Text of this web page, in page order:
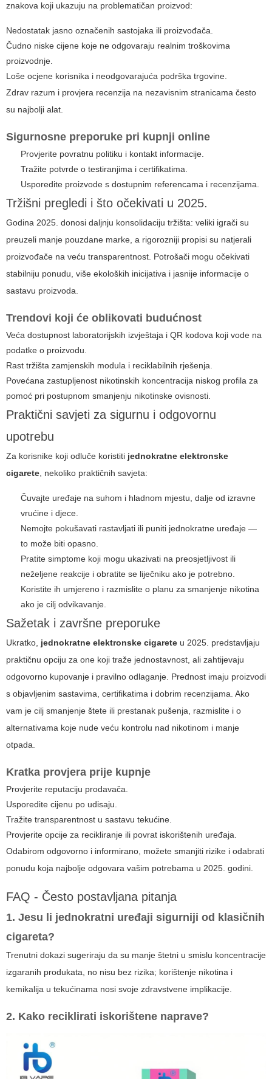
znakova koji ukazuju na problematičan proizvod:
Nedostatak jasno označenih sastojaka ili proizvođača.
Čudno niske cijene koje ne odgovaraju realnim troškovima
proizvodnje.
Loše ocjene korisnika i neodgovarajuća podrška trgovine.
Zdrav razum i provjera recenzija na nezavisnim stranicama često
su najbolji alat.
Sigurnosne preporuke pri kupnji online
Provjerite povratnu politiku i kontakt informacije.
Tražite potvrde o testiranjima i certifikatima.
Usporedite proizvode s dostupnim referencama i recenzijama.
Tržišni pregledi i što očekivati u 2025.
Godina 2025. donosi daljnju konsolidaciju tržišta: veliki igrači su
preuzeli manje pouzdane marke, a rigorozniji propisi su natjerali
proizvođače na veću transparentnost. Potrošači mogu očekivati
stabilniju ponudu, više ekoloških inicijativa i jasnije informacije o
sastavu proizvoda.
Trendovi koji će oblikovati budućnost
Veća dostupnost laboratorijskih izvještaja i QR kodova koji vode na
podatke o proizvodu.
Rast tržišta zamjenskih modula i reciklabilnih rješenja.
Povećana zastupljenost nikotinskih koncentracija niskog profila za
pomoć pri postupnom smanjenju nikotinske ovisnosti.
Praktični savjeti za sigurnu i odgovornu
upotrebu
Za korisnike koji odluče koristiti jednokratne elektronske
cigarete, nekoliko praktičnih savjeta:
Čuvajte uređaje na suhom i hladnom mjestu, dalje od izravne
vrućine i djece.
Nemojte pokušavati rastavljati ili puniti jednokratne uređaje —
to može biti opasno.
Pratite simptome koji mogu ukazivati na preosjetljivost ili
neželjene reakcije i obratite se liječniku ako je potrebno.
Koristite ih umjereno i razmislite o planu za smanjenje nikotina
ako je cilj odvikavanje.
Sažetak i završne preporuke
Ukratko, jednokratne elektronske cigarete u 2025. predstavljaju
praktičnu opciju za one koji traže jednostavnost, ali zahtijevaju
odgovorno kupovanje i pravilno odlaganje. Prednost imaju proizvodi
s objavljenim sastavima, certifikatima i dobrim recenzijama. Ako
vam je cilj smanjenje štete ili prestanak pušenja, razmislite i o
alternativama koje nude veću kontrolu nad nikotinom i manje
otpada.
Kratka provjera prije kupnje
Provjerite reputaciju prodavača.
Usporedite cijenu po udisaju.
Tražite transparentnost u sastavu tekućine.
Provjerite opcije za recikliranje ili povrat iskorištenih uređaja.
Odabirom odgovorno i informirano, možete smanjiti rizike i odabrati
ponudu koja najbolje odgovara vašim potrebama u 2025. godini.
FAQ - Često postavljana pitanja
1. Jesu li jednokratni uređaji sigurniji od klasičnih
cigareta?
Trenutni dokazi sugeriraju da su manje štetni u smislu koncentracije
izgaranih produkata, no nisu bez rizika; korištenje nikotina i
kemikalija u tekućinama nosi svoje zdravstvene implikacije.
2. Kako reciklirati iskorištene naprave?